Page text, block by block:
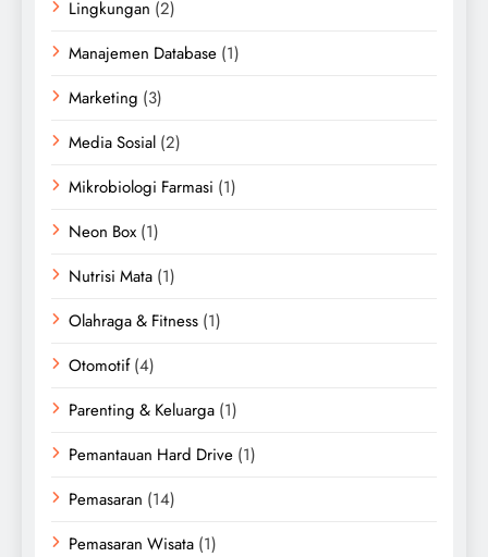
Lingkungan (2)
Manajemen Database (1)
Marketing (3)
Media Sosial (2)
Mikrobiologi Farmasi (1)
Neon Box (1)
Nutrisi Mata (1)
Olahraga & Fitness (1)
Otomotif(4)
Parenting & Keluarga (1)
Pemantauan Hard Drive (1)
Pemasaran (14)
Pemasaran Wisata (1)